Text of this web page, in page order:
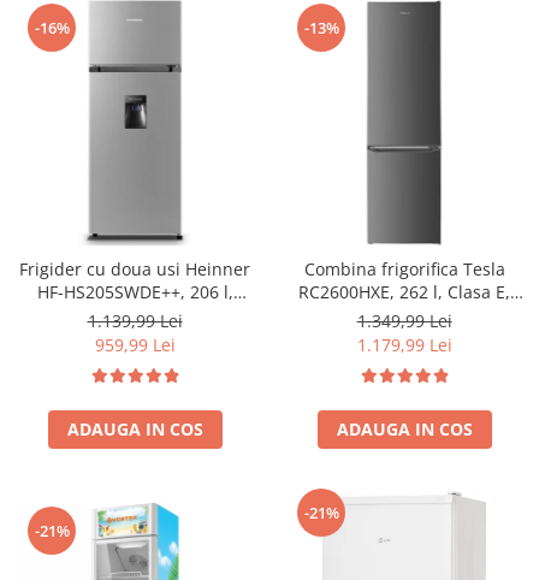
-16%
Frigider cu doua usi Heinner
HF-HS205SWDE++, 206 l,
Dozator de apa, Iluminare
LED, H 143.4 cm, Clasa E,
1.139,99 Lei
959,99 Lei
ADAUGA IN COS
-13%
Combina frigorifica Tesla
RC2600HXE, 262 l, Clasa E,
Iluminare LED, dezghetare
automata frigider, H 180 cm,
1.349,99 Lei
1.179,99 Lei
ADAUGA IN COS
-21%
-21%